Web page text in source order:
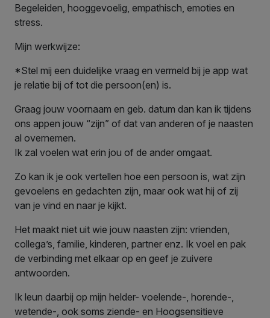
Begeleiden, hooggevoelig, empathisch, emoties en
stress.
Mijn werkwijze:
*Stel mij een duidelijke vraag en vermeld bij je app wat
je relatie bij of tot die persoon(en) is.
Graag jouw voornaam en geb. datum dan kan ik tijdens
ons appen jouw “zijn” of dat van anderen of je naasten
al overnemen.
Ik zal voelen wat erin jou of de ander omgaat.
Zo kan ik je ook vertellen hoe een persoon is, wat zijn
gevoelens en gedachten zijn, maar ook wat hij of zij
van je vind en naar je kijkt.
Het maakt niet uit wie jouw naasten zijn: vrienden,
collega’s, familie, kinderen, partner enz. Ik voel en pak
de verbinding met elkaar op en geef je zuivere
antwoorden.
Ik leun daarbij op mijn helder- voelende-, horende-,
wetende-, ook soms ziende- en Hoogsensitieve